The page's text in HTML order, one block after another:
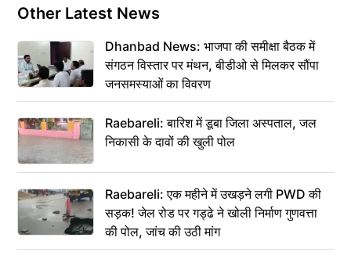
Other Latest News
Dhanbad News: भाजपा की समीक्षा बैठक में
संगठन विस्तार पर मंथन, बीडीओ से मिलकर सौंपा
जनसमस्याओं का विवरण
Raebareli: बारिश में डूबा जिला अस्पताल, जल
निकासी के दावों की खुली पोल
Raebareli: एक महीने में उखड़ने लगी PWD की
सड़क! जेल रोड पर गड्ढे ने खोली निर्माण गुणवत्ता
की पोल, जांच की उठी मांग